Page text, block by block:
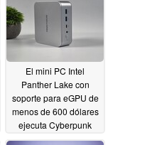
El mini PC Intel
Panther Lake con
soporte para eGPU de
menos de 600 dólares
ejecuta Cyberpunk
2077 a hasta 50 FPS